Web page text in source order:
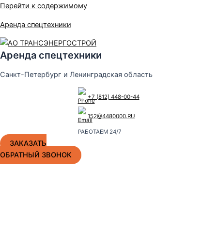
Перейти к содержимому
Аренда спецтехники
Аренда спецтехники
Санкт-Петербург и Ленинградская область
+7 (812) 448-00-44
152@4480000.RU
РАБОТАЕМ 24/7
ЗАКАЗАТЬ
ОБРАТНЫЙ ЗВОНОК